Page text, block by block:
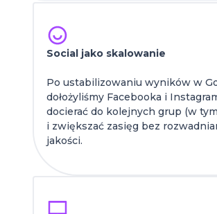
Social jako skalowanie
Po ustabilizowaniu wyników w
dołożyliśmy Facebooka i
docierać do kolejnych grup (w
i zwiększać zasięg bez
jakości.